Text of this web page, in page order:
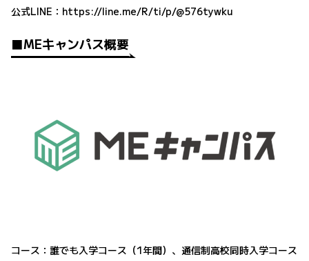
公式LINE： https://line.me/R/ti/p/@576tywku
■MEキャンパス概要
コース：誰でも入学コース（1年間）、通信制高校同時入学コース